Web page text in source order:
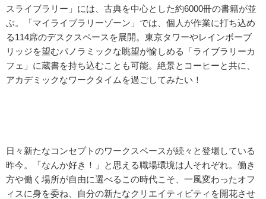
スライブラリー」には、古典を中心とした約6000冊の書籍が並
ぶ。「マイライブラリーゾーン」では、個人が作業に打ち込め
る114席のデスクスペースを展開。東京タワーやレインボーブ
リッジを望むパノラミックな眺望が愉しめる「ライブラリーカ
フェ」に蔵書を持ち込むことも可能。絶景とコーヒーと共に、
アカデミックなワークタイムを過ごしてみたい！
日々新たなコンセプトのワークスペースが続々と登場している
昨今。「なんか好き！」と思える職場環境は人それぞれ。働き
方や働く場所が自由に選べるこの時代こそ、一風変わったオフ
ィスに身を委ね、自分の新たなクリエイティビティを開花させ